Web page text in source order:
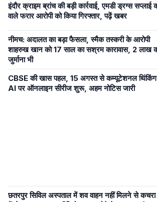
इंदौर क्राइम ब्रांच की बड़ी कार्रवाई, एमडी ड्रग्स सप्लाई
वाले फरार आरोपी को किया गिरफ्तार, पढ़ें खबर
नीमच: अदालत का बड़ा फैसला, स्मैक तस्करी के आरोपी
शाहरुख खान को 17 साल का सश्रम कारावास, 2 लाख
जुर्माना भी
CBSE की खास पहल, 15 अगस्त से कम्यूटेशनल
AI पर ऑनलाइन सीरीज शुरू, अहम नोटिस जारी
छतरपुर सिविल अस्पताल में शव वाहन नहीं मिलने से कचरा